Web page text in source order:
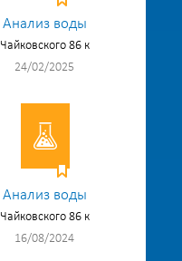
Анализ воды
Чайковского 86 к
24/02/2025
Анализ воды
Чайковского 86 к
16/08/2024